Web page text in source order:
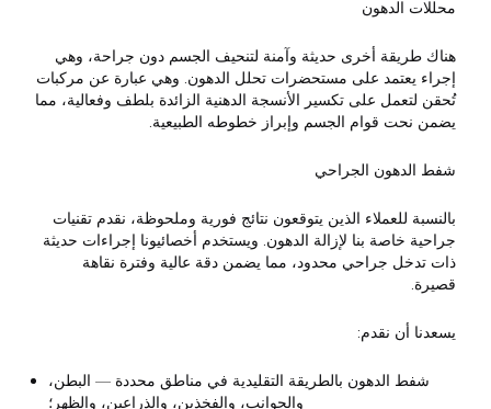
محللات الدهون
هناك طريقة أخرى حديثة وآمنة لتنحيف الجسم دون جراحة، وهي
إجراء يعتمد على مستحضرات تحلل الدهون. وهي عبارة عن مركبات
تُحقن لتعمل على تكسير الأنسجة الدهنية الزائدة بلطف وفعالية، مما
يضمن نحت قوام الجسم وإبراز خطوطه الطبيعية.
شفط الدهون الجراحي
بالنسبة للعملاء الذين يتوقعون نتائج فورية وملحوظة، نقدم تقنيات
جراحية خاصة بنا لإزالة الدهون. ويستخدم أخصائيونا إجراءات حديثة
ذات تدخل جراحي محدود، مما يضمن دقة عالية وفترة نقاهة
قصيرة.
يسعدنا أن نقدم:
شفط الدهون بالطريقة التقليدية في مناطق محددة — البطن،
والجوانب، والفخذين، والذراعين، والظهر؛